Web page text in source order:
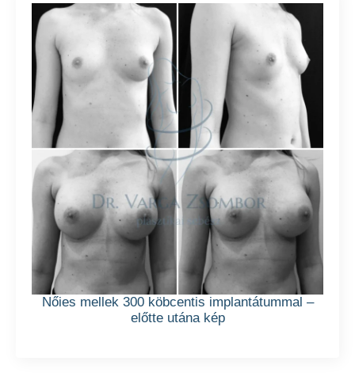
Nőies mellek 300 köbcentis implantátummal –
előtte utána kép